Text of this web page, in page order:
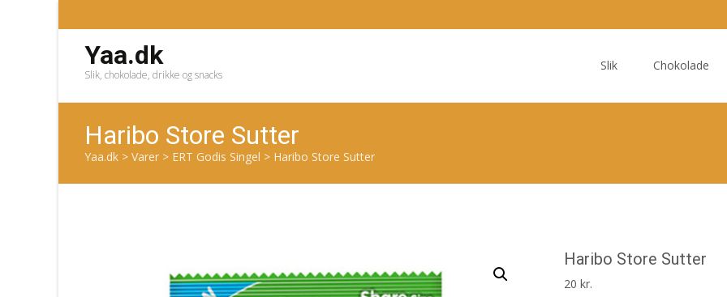
Yaa.dk
Slik, chokolade, drikke og snacks
Slik Chokolade
Haribo Store Sutter
Yaa.dk > Varer > ERT Godis Singel > Haribo Store Sutter
Haribo Store Sutter
20 kr.